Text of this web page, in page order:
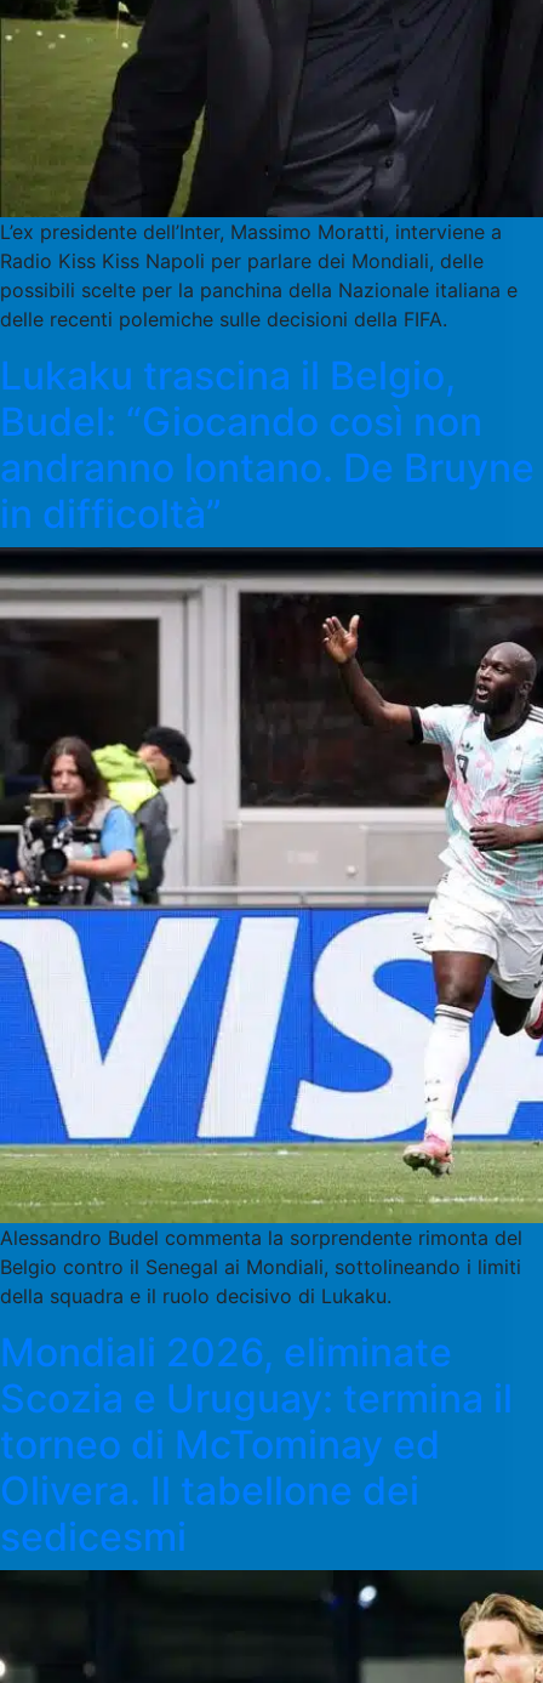
L’ex presidente dell’Inter, Massimo Moratti, interviene a
Radio Kiss Kiss Napoli per parlare dei Mondiali, delle
possibili scelte per la panchina della Nazionale italiana e
delle recenti polemiche sulle decisioni della FIFA.
Lukaku trascina il Belgio,
Budel: “Giocando così non
andranno lontano. De Bruyne
in difficoltà”
Alessandro Budel commenta la sorprendente rimonta del
Belgio contro il Senegal ai Mondiali, sottolineando i limiti
della squadra e il ruolo decisivo di Lukaku.
Mondiali 2026, eliminate
Scozia e Uruguay: termina il
torneo di McTominay ed
Olivera. Il tabellone dei
sedicesmi